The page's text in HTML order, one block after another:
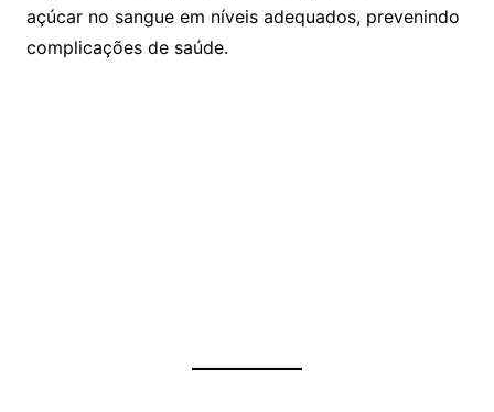
açúcar no sangue em níveis adequados, prevenindo
complicações de saúde.